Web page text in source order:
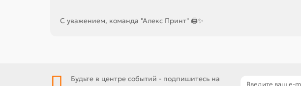
С уважением, команда "Алекс Принт" 🖨✨
Будьте в центре событий - подпишитесь на